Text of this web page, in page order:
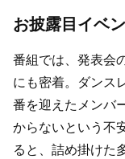
お披露目イベ
番組では、発表会
にも密着。ダンス
番を迎えたメンバ
からないという不
ると、詰め掛けた